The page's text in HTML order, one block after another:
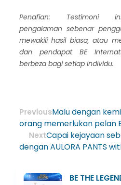
Penafian: Testimoni
pengalaman sebenar
mewakili hasil biasa, atau
dan pendapat BE
berbeza bagi setiap individu.
PreviousMalu dengan
orang memerlukan pelan
NextCapai kejayaan
dengan AULORA PANTS
BE THE